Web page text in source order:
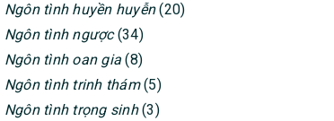
Ngôn tình huyền huyễn(20)
Ngôn tình ngược(34)
Ngôn tình oan gia (8)
Ngôn tình trinh thám(5)
Ngôn tình trọng sinh(3)